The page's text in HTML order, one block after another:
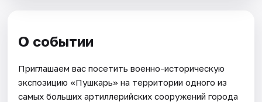
О событии
Приглашаем вас посетить военно-историческую
экспозицию «Пушкарь» на территории одного из
самых больших артиллерийских сооружений города